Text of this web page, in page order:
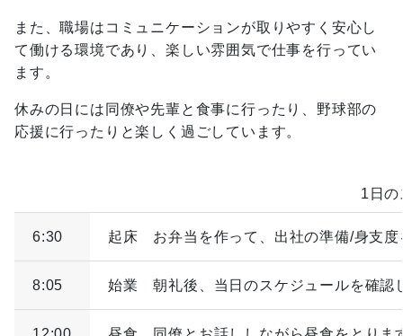
また、職場はコミュニケーションが取りやすく安心し
て働ける環境であり、楽しい雰囲気で仕事を行ってい
ます。
休みの日には同僚や先輩と食事に行ったり、野球部の
応援に行ったりと楽しく過ごしています。
1日
6:30 起床 お弁当を作って、出社の準備/身支度
8:05 始業 朝礼後、当日のスケジュールを確認